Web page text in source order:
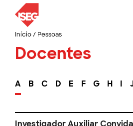
Início/ Pessoas
Docentes
A B C D E F G H I
Investigador Auxiliar